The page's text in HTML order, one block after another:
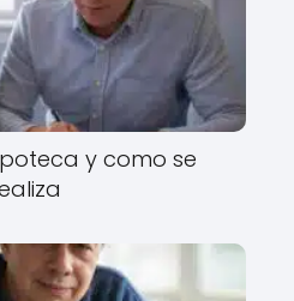
y como se